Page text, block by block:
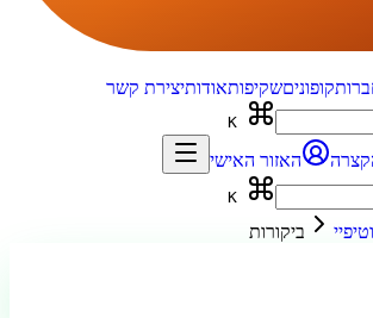
קופוניםשקיפותאודותיצירת קשר
האזור האישי
ביקורות